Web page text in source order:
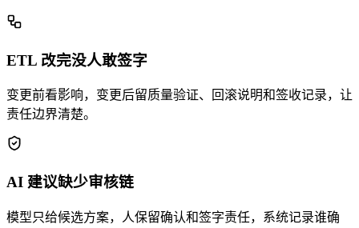
ETL 改完没人敢签字
变更前看影响，变更后留质量验证、回滚说明和签收记录，让
责任边界清楚。
AI 建议缺少审核链
模型只给候选方案，人保留确认和签字责任，系统记录谁确